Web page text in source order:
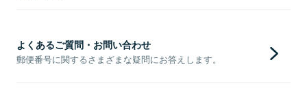
よくあるご質問・お問い合わせ
郵便番号に関するさまざまな疑問にお答えします。